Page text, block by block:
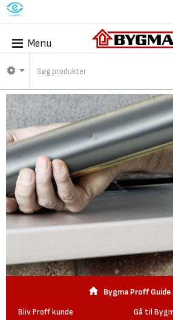
M
Menu
Bygma Proff Guide
Bliv Proff kunde
Gå til